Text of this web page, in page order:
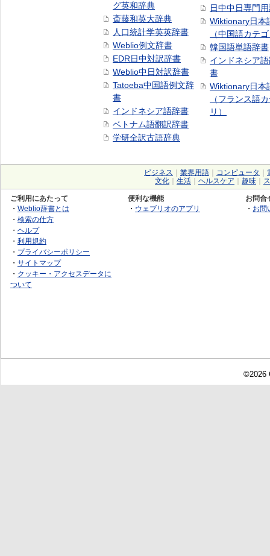
グ英和辞典
斎藤和英大辞典
人口統計学英英辞書
Weblio例文辞書
EDR日中対訳辞書
Weblio中日対訳辞書
Tatoeba中国語例文辞
書
インドネシア語辞書
ベトナム語翻訳辞書
学研全訳古語辞典
日中中日専門
Wiktionary日本
（中国語カテ
韓国語単語辞書
インドネシア
書
Wiktionary日本
（フランス語
リ）
ビジネス 業界用語 コンピュータ
文化
生活 ヘルスケア 趣味
ご利用にあたって
・ Weblio辞書とは
・ 検索の仕方
・ ヘルプ
・ 利用規約
・ プライバシーポリシー
・ サイトマップ
・ クッキー・アクセスデータに
ついて
便利な機能
・ ウェブリオのアプリ
お問合
・ お問
©2026